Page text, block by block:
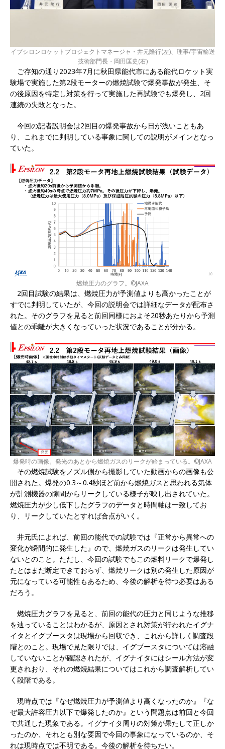
イプシロンロケットプロジェクトマネージャ・井元隆行(左)、理事/宇宙輸送
技術部門長・岡田匡史(右)
ご存知の通り2023年7月に秋田県能代市にある能代ロケット実
験場で実施した第2段モーターの燃焼試験で爆発事故が発生、そ
の後原因を特定し対策を行って実施した再試験でも爆発し、2回
連続の失敗となった。
今回の記者説明会は2回目の爆発事故から日が浅いこともあ
り、これまでに判明している事象に関しての説明がメインとなっ
ていた。
燃焼圧力のグラフ。©JAXA
2回目試験の結果は、燃焼圧力が予測値よりも高かったことが
すでに判明していたが、今回の説明会では詳細なデータが配布さ
れた。そのグラフを見ると前回同様におよそ20秒あたりから予測
値との乖離が大きくなっていった状況であることが分かる。
爆発時の画像。発光のあとから燃焼ガスのリークが始まっている。©JAXA
その燃焼試験をノズル側から撮影していた動画からの画像も公
開された。爆発の0.3～0.4秒ほど前から燃焼ガスと思われる気体
が計測機器の隙間からリークしている様子が映し出されていた。
燃焼圧力が少し低下したグラフのデータと時間軸は一致してお
り、リークしていたとすれば合点がいく。
井元氏によれば、前回の能代での試験では『正常から異常への
変化が瞬間的に発生した』ので、燃焼ガスのリークは発生してい
ないとのこと。ただし、今回の試験でもこの燃料リークで爆発し
たとはまだ断定できておらず、燃焼リークは別の発生した原因が
元になっている可能性もあるため、今後の解析を待つ必要はある
だろう。
燃焼圧力グラフを見ると、前回の能代の圧力と同じような推移
を辿っていることはわかるが、原因とされ対策が行われたイグナ
イタとイグブースタは現場から回収でき、これから詳しく調査段
階とのこと。現場で見た限りでは、イグブースタについては溶融
していないことが確認されたが、イグナイタにはシール方法が変
更されおり、それの燃焼結果についてはこれから調査解析してい
く段階である。
現時点では『なぜ燃焼圧力が予測値より高くなったのか』『な
ぜ最大許容圧力以下で爆発したのか』という問題点は前回と今回
で共通した現象である。イグナイタ周りの対策が果たして正しか
ったのか、それとも別な要因で今回の事象になっているのか、そ
れは現時点では不明である。今後の解析を待ちたい。